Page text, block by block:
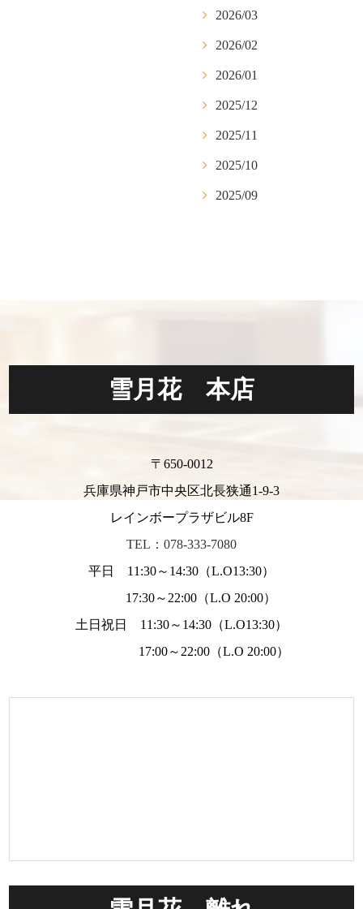
2026/03
2026/02
2026/01
2025/12
2025/11
2025/10
2025/09
雪月花 本店
〒650-0012
兵庫県神戸市中央区北長狭通1-9-3
レインボープラザビル8F
TEL：078-333-7080
平日 11:30～14:30（L.O13:30）
17:30～22:00（L.O 20:00）
土日祝日 11:30～14:30（L.O13:30）
17:00～22:00（L.O 20:00）